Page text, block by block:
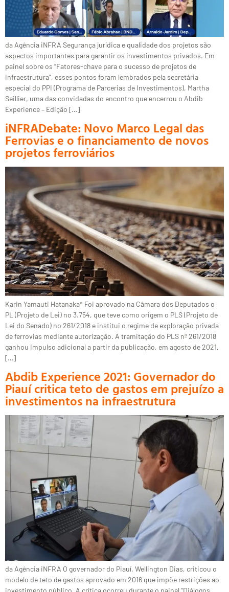
da Agência iNFRA Segurança jurídica e qualidade dos projetos são
aspectos importantes para garantir os investimentos privados. Em
painel sobre os “Fatores-chave para o sucesso de projetos de
infraestrutura”, esses pontos foram lembrados pela secretária
especial do PPI (Programa de Parcerias de Investimentos), Martha
Seillier, uma das convidadas do encontro que encerrou o Abdib
Experience – Edição […]
iNFRADebate: Novo Marco Legal das
Ferrovias e o financiamento de novos
projetos ferroviários
Karin Yamauti Hatanaka* Foi aprovado na Câmara dos Deputados o
PL (Projeto de Lei) no 3.754, que teve como origem o PLS (Projeto de
Lei do Senado) no 261/2018 e institui o regime de exploração privada
de ferrovias mediante autorização. A tramitação do PLS nº 261/2018
ganhou impulso adicional a partir da publicação, em agosto de 2021,
[…]
Abdib Experience 2021: Governador do
Piauí critica teto de gastos em prejuízo a
investimentos na infraestrutura
da Agência iNFRA O governador do Piauí, Wellington Dias, criticou o
modelo de teto de gastos aprovado em 2016 que impõe restrições ao
investimento público. A crítica ocorreu durante o painel “Diálogos